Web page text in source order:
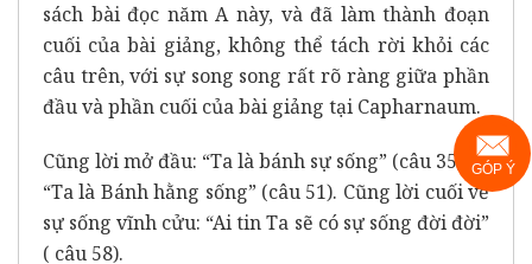
sách bài đọc năm A này, và đã làm thành đoạn
cuối của bài giảng, không thể tách rời khỏi các
câu trên, với sự song song rất rõ ràng giữa phần
đầu và phần cuối của bài giảng tại Capharnaum.
Cũng lời mở đầu: “Ta là bánh sự sống” (câu 35) và
“Ta là Bánh hằng sống” (câu 51). Cũng lời cuối về
sự sống vĩnh cửu: “Ai tin Ta sẽ có sự sống đời đời”
( câu 58).
GÓP Ý